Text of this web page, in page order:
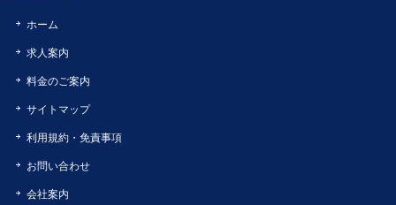
ホーム
求人案内
料金のご案内
サイトマップ
利用規約・免責事項
お問い合わせ
会社案内